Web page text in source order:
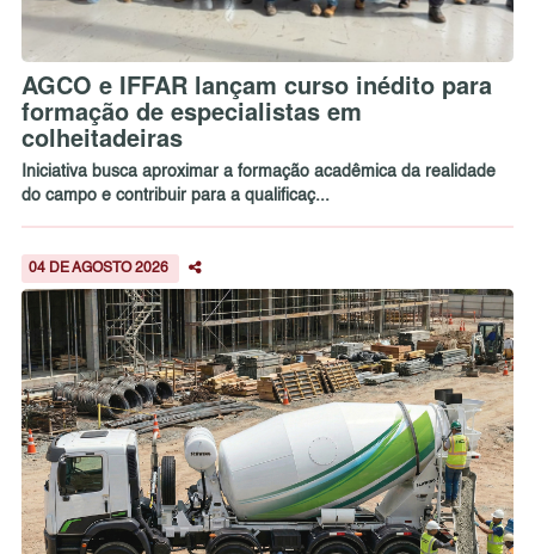
AGCO e IFFAR lançam curso inédito para
formação de especialistas em
colheitadeiras
Iniciativa busca aproximar a formação acadêmica da realidade
do campo e contribuir para a qualificaç...
04 DE AGOSTO 2026